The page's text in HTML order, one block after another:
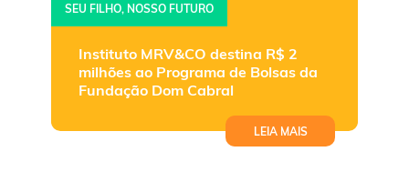
SEU FILHO, NOSSO FUTURO
Instituto MRV&CO destina R$ 2
milhões ao Programa de Bolsas da
Fundação Dom Cabral
LEIA MAIS